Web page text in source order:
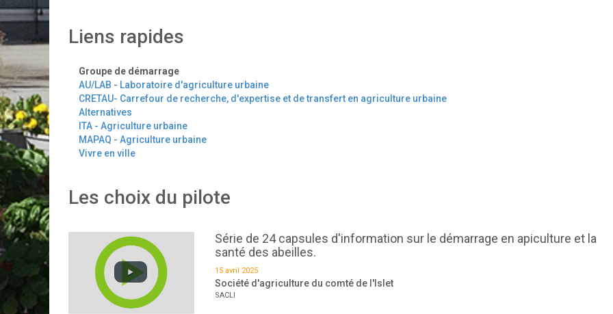
Liens rapides
Groupe de démarrage
AU/LAB - Laboratoire d'agriculture urbaine
CRETAU- Carrefour de recherche, d'expertise et de transfert en agriculture urbaine
Alternatives
ITA - Agriculture urbaine
MAPAQ - Agriculture urbaine
Vivre en ville
Les choix du pilote
Série de 24 capsules d'information sur le démarrage en apiculture et la
santé des abeilles.
15 avril 2025
Société d'agriculture du comté de l'Islet
SACLI